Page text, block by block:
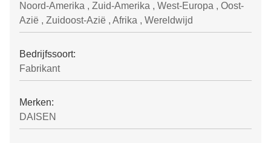
Noord-Amerika , Zuid-Amerika , West-Europa , Oost-
Azië , Zuidoost-Azië , Afrika , Wereldwijd
Bedrijfssoort:
Fabrikant
Merken:
DAISEN